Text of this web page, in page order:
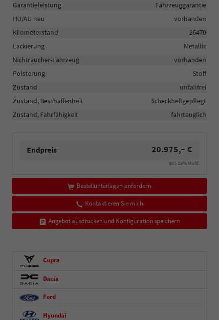
Garantieleistung
Fahrzeuggarantie
HU/AU neu
vorhanden
Kilometerstand
26470
Lackierung
Metallic
Nichtraucher-Fahrzeug
vorhanden
Polsterung
Stoff
Zustand
unfallfrei
Zustand, Beschaffenheit
Scheckheftgepflegt
Zustand, Fahrfähigkeit
fahrtauglich
Endpreis 20.975,– €
incl. 19% MwSt.
Bestellunterlagen anfordern
Kontaktieren Sie mich
Angebot ausdrucken und Konfiguration speichern
Cupra
Dacia
Ford
Hyundai